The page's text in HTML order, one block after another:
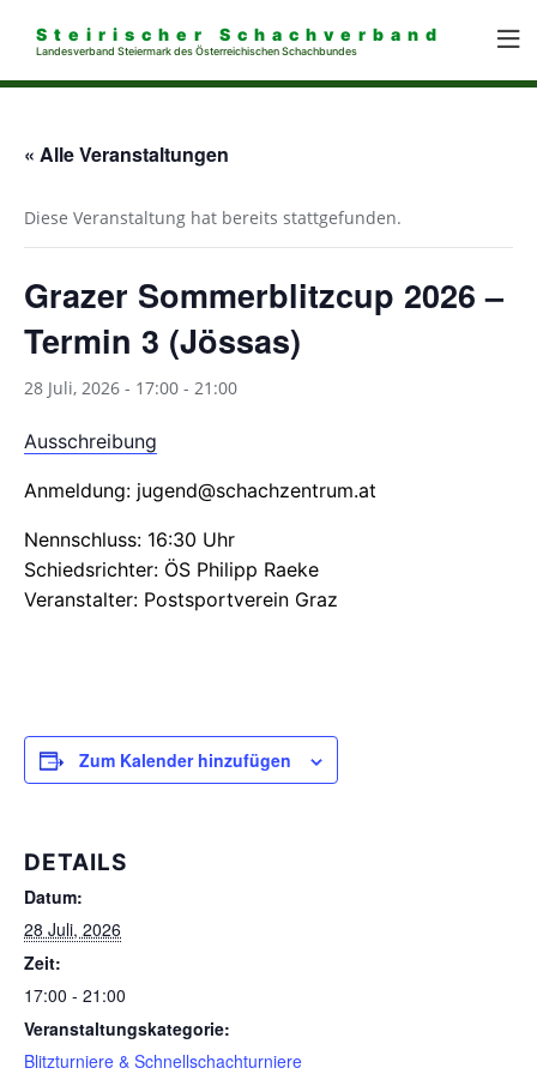
Steirischer Schachverband
Landesverband Steiermark des Österreichischen Schachbundes
« Alle Veranstaltungen
Diese Veranstaltung hat bereits stattgefunden.
Grazer Sommerblitzcup 2026 –
Termin 3 (Jössas)
28 Juli, 2026 - 17:00 - 21:00
Ausschreibung
Anmeldung: jugend@schachzentrum.at
Nennschluss: 16:30 Uhr
Schiedsrichter: ÖS Philipp Raeke
Veranstalter: Postsportverein Graz
Zum Kalender hinzufügen
DETAILS
Datum:
28 Juli, 2026
Zeit:
17:00 - 21:00
Veranstaltungskategorie:
Blitzturniere & Schnellschachturniere